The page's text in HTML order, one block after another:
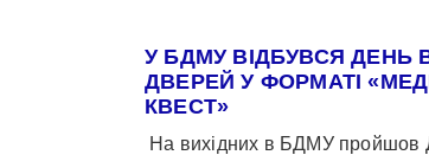
У БДМУ ВІДБУВСЯ ДЕНЬ
ДВЕРЕЙ У ФОРМАТІ
КВЕСТ»
На вихідних в БДМУ пройшов